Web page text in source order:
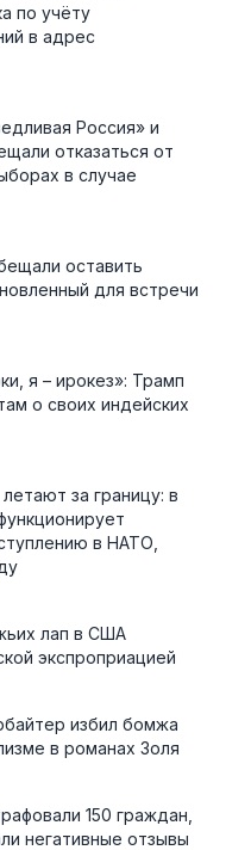
по учёту
в адрес
Россия» и
отказаться от
в случае
оставить
для встречи
я – ирокез»: Трамп
о своих индейских
за границу: в
в НАТО,
лап в США
экспроприацией
избил бомжа
в романах Золя
150 граждан,
негативные отзывы